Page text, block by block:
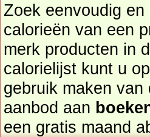
Zoek eenvoudig
calorieën van een
merk producten in
calorielijst kunt u
gebruik maken
aanbod aan
een gratis maand